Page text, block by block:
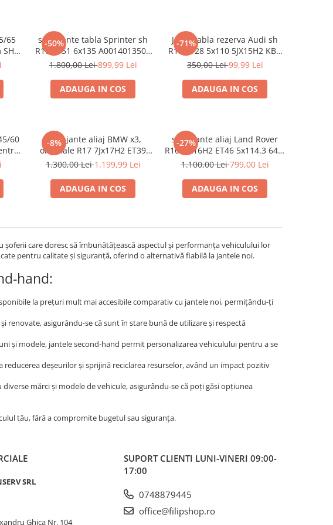
65
+
-50%
set 4 jante tabla Sprinter sh
R16 ET51 6x135 A0014013502
cu garantie
1.800,00 Lei899,99 Lei
ADAUGA IN COS
-71%
Jante tabla rezerva Audi sh
R15 ET28 5x110 5JX15H2 KBA
43737 cu garantie
350,00 Lei99,99 Lei
ADAUGA IN COS
60
-8%
set 4 jante aliaj BMW x3,
originale R17 7Jx17H2 ET39
72.6 5x120 second cu garantie
1.300,00 Lei1.199,99 Lei
ADAUGA IN COS
-27%
set 4 jante aliaj Land Rover
R16 6Jx16H2 ET46 5x114.3 64.1
second cu garantie
1.100,00 Lei799,00 Lei
ADAUGA IN COS
care doresc să îmbunătățească aspectul și performanța vehiculului lor
pentru calitate și siguranță, oferind o alternativă fiabilă la jantele noi.
hand:
la prețuri mult mai accesibile comparativ cu jantele noi, permițându-ți
renovate, asigurându-se că sunt în stare bună de utilizare și respectă
și modele, jantele second-hand permit personalizarea vehiculului pentru a se
deșeurilor și sprijină reciclarea resurselor, având un impact pozitiv
mărci și modele de vehicule, asigurându-se că poți găsi opțiunea
tău, fără a compromite bugetul sau siguranța.
SRL
Ghica Nr. 104
SUPORT CLIENTI LUNI-VINERI 09:00-
17:00
0748879445
office@filipshop.ro